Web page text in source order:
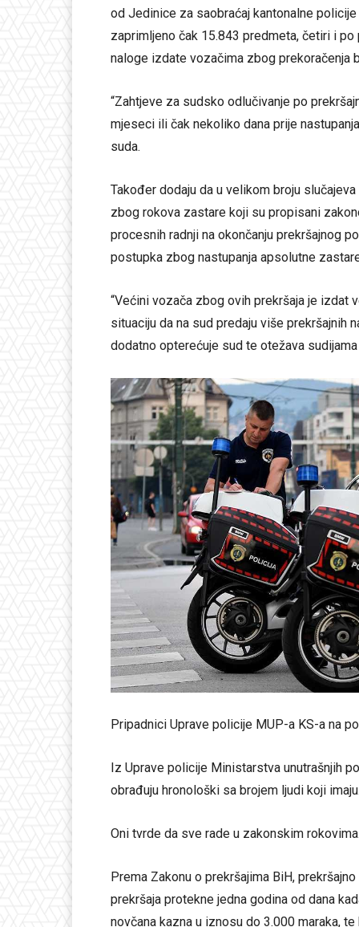
od Jedinice za saobraćaj kantonalne
zaprimljeno čak 15.843 predmeta, četiri i
naloge izdate vozačima zbog prekoračenja
“Zahtjeve za sudsko odlučivanje po
mjeseci ili čak nekoliko dana prije
suda.
Također dodaju da u velikom broju
zbog rokova zastare koji su propisani
procesnih radnji na okončanju prekršajnog
postupka zbog nastupanja apsolutne
“Većini vozača zbog ovih prekršaja je izdat
situaciju da na sud predaju više prekršajnih
dodatno opterećuje sud te otežava
Pripadnici Uprave policije MUP-a KS-a na
Iz Uprave policije Ministarstva unutrašnjih
obrađuju hronološki sa brojem ljudi koji
Oni tvrde da sve rade u zakonskim
Prema Zakonu o prekršajima BiH,
prekršaja protekne jedna godina od dana
novčana kazna u iznosu do 3.000 maraka,